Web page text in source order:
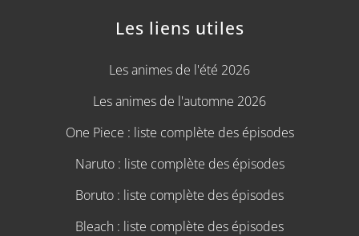
Les liens utiles
Les animes de l'été 2026
Les animes de l'automne 2026
One Piece : liste complète des épisodes
Naruto : liste complète des épisodes
Boruto : liste complète des épisodes
Bleach : liste complète des épisodes